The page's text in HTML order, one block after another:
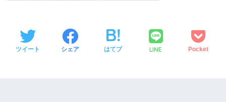
ツイート シェア はてブ LINE Pocket